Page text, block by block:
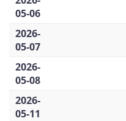
05-06
2026-
05-07
2026-
05-08
2026-
05-11